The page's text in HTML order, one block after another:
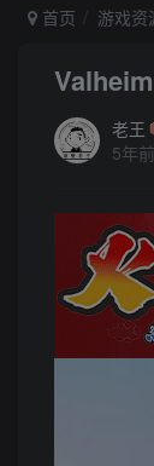
首页 游戏资
老王
5年